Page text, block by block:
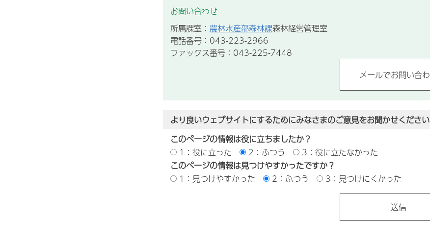
お問い合わせ
所属課室： 農林水産部森林課森林経営管理室
電話番号：043-223-2966
ファックス番号：043-225-7448
より良いウェブサイトにするためにみなさまのご意見をお聞かせください
このページの情報は役に立ちましたか？
1：役に立った
2：ふつう
3：役に立たなかった
このページの情報は見つけやすかったですか？
1：見つけやすかった
2：ふつう 3：見つけにくかった